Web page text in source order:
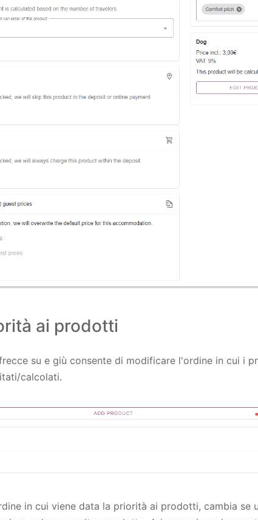
ai prodotti
su e giù consente di modificare l'ordine in cui i
calcolati.
in cui viene data la priorità ai prodotti, cambia se